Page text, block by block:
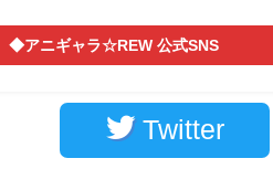
◆アニギャラ☆REW 公式SNS
Twitter